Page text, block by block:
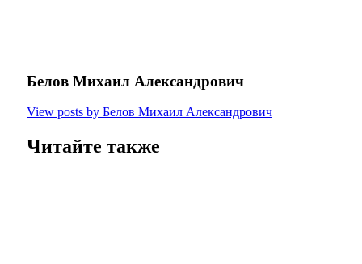
Белов Михаил Александрович
View posts by Белов Михаил Александрович
Читайте также